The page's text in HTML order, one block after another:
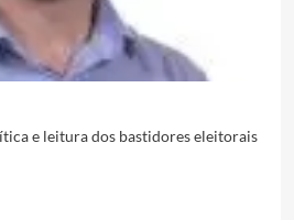
e leitura dos bastidores eleitorais